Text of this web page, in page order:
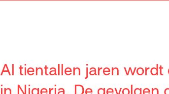
Al tientallen jaren wordt